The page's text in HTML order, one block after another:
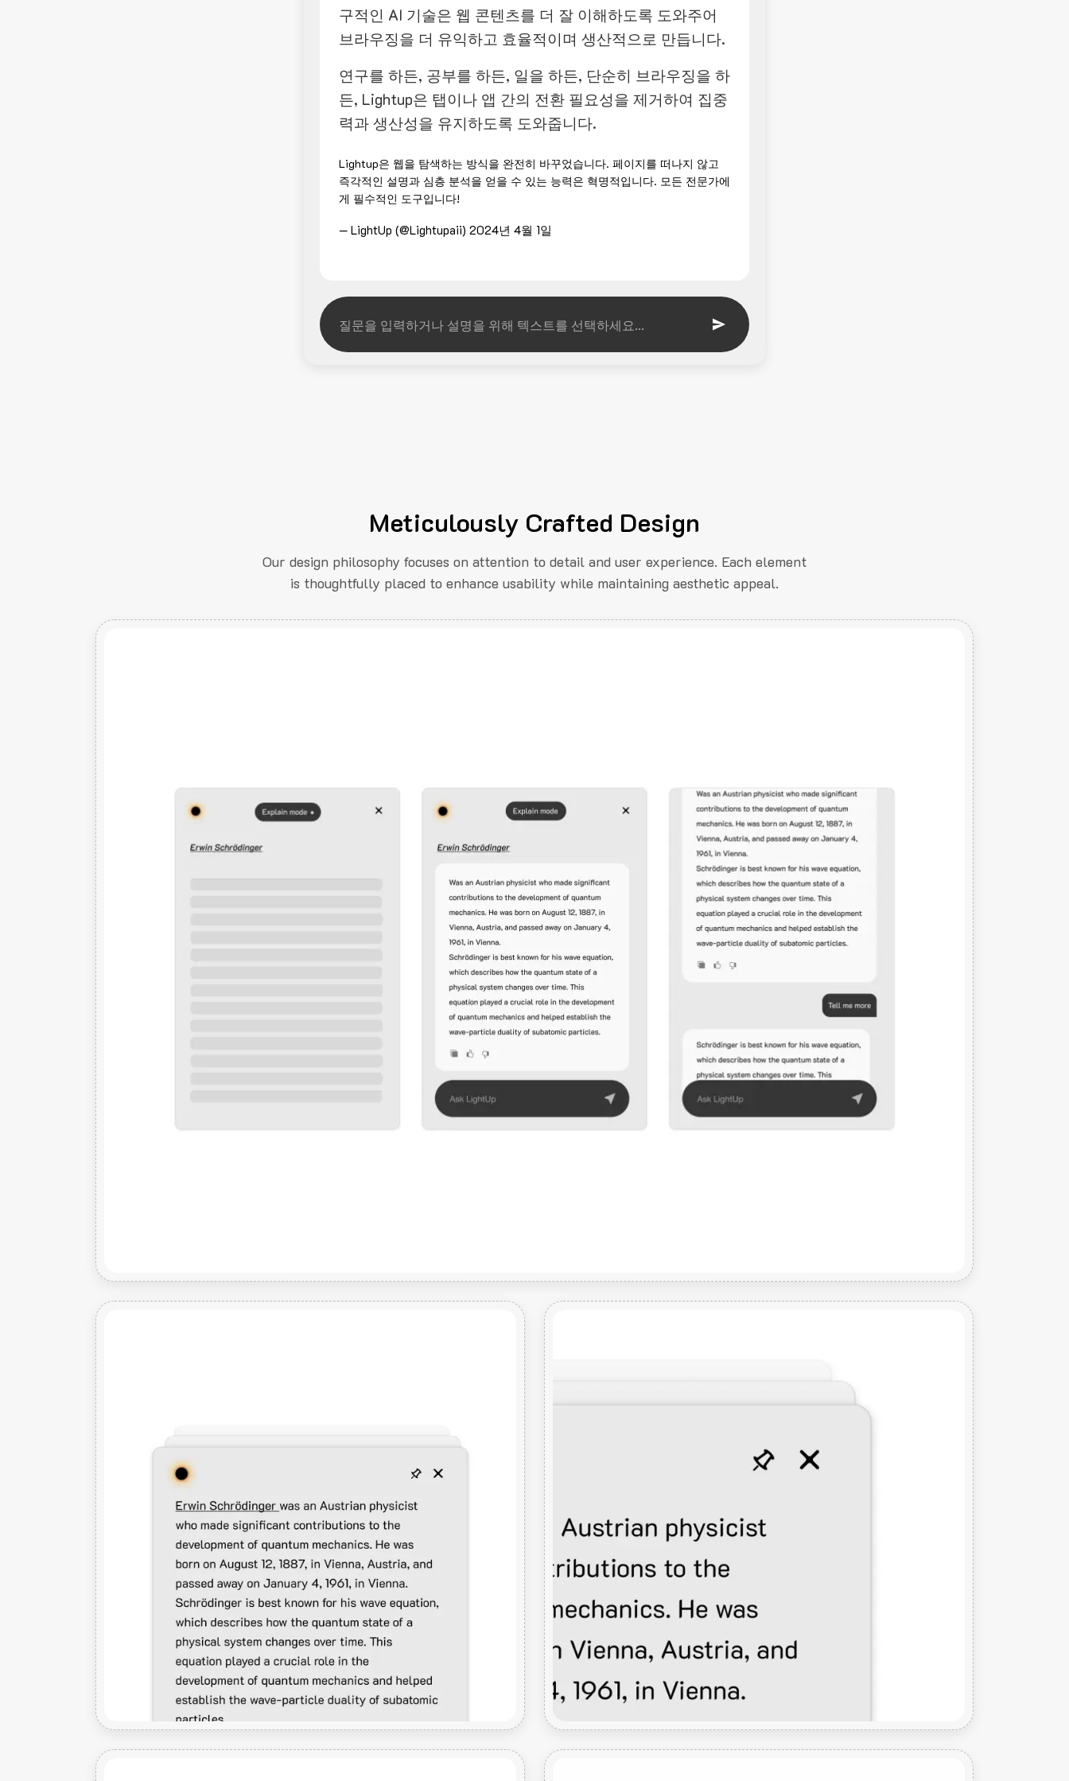
구적인 AI 기술은 웹 콘텐츠를 더 잘 이해하도록 도와주어
브라우징을 더 유익하고 효율적이며 생산적으로 만듭니다.
연구를 하든, 공부를 하든, 일을 하든, 단순히 브라우징을 하
든, Lightup은 탭이나 앱 간의 전환 필요성을 제거하여 집중
력과 생산성을 유지하도록 도와줍니다.
Lightup은 웹을 탐색하는 방식을 완전히 바꾸었습니다. 페이지를 떠나지 않고
즉각적인 설명과 심층 분석을 얻을 수 있는 능력은 혁명적입니다. 모든 전문가에
게 필수적인 도구입니다!
— LightUp (@Lightupaii) 2024년 4월 1일
Meticulously Crafted Design
Our design philosophy focuses on attention to detail and user experience. Each element
is thoughtfully placed to enhance usability while maintaining aesthetic appeal.